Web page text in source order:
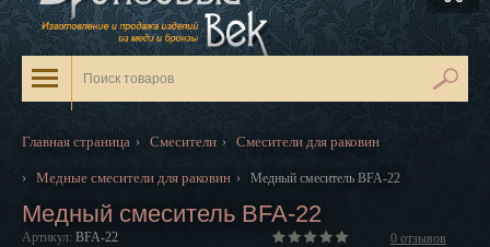
Астрахань
Главная страница › Смесители › Смесители для раковин
› Медные смесители для раковин › Медный смеситель BFA-22
Медный смеситель BFA-22
Артикул: BFA-22 0 отзывов